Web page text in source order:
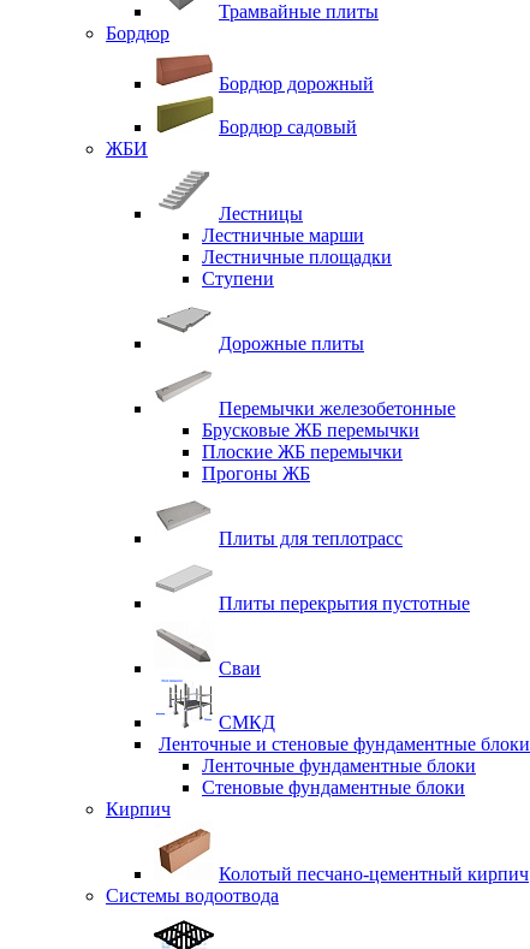
Трамвайные плиты
Бордюр
Бордюр дорожный
Бордюр садовый
ЖБИ
Лестницы
Лестничные марши
Лестничные площадки
Ступени
Дорожные плиты
Перемычки железобетонные
Брусковые ЖБ перемычки
Плоские ЖБ перемычки
Прогоны ЖБ
Плиты для теплотрасс
Плиты перекрытия пустотные
Сваи
СМКД
Ленточные и стеновые фундаментные блоки
Ленточные фундаментные блоки
Стеновые фундаментные блоки
Кирпич
Колотый песчано-цементный кирпич
Системы водоотвода